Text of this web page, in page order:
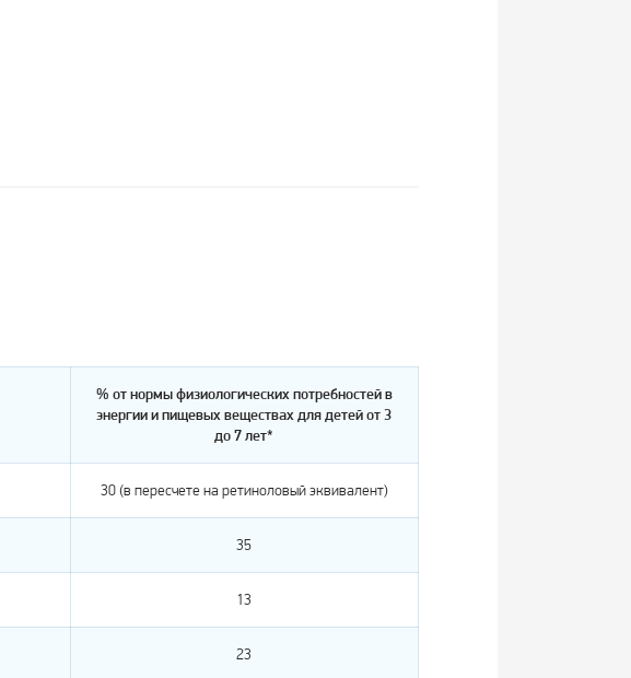
% от нормы физиологических потребностей в
энергии и пищевых веществах для детей от 3
до 7 лет*
30 (в пересчете на ретиноловый эквивалент)
35
13
23